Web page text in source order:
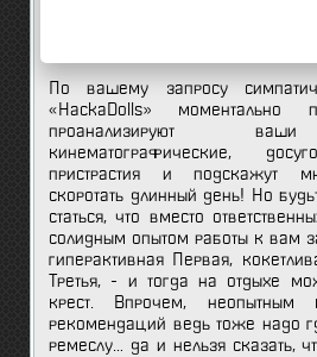
личных предпочтений
По вашему запросу
«HackaDolls» моментально
проанализируют ваши
кинематографические,
пристрастия и подскажут
скоротать длинный день! Но
статься, что вместо
солидным опытом работы к вам
гиперактивная Первая,
Третья, - и тогда на отдыхе
крест. Впрочем, неопытным
рекомендаций ведь тоже надо
ремеслу… да и нельзя сказать,